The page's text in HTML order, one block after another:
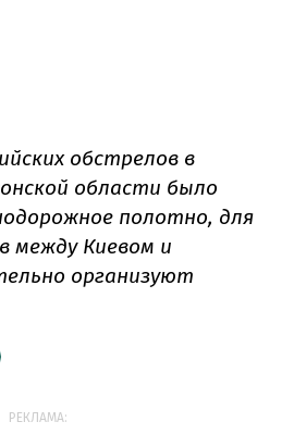
обстрелов в
области было
полотно, для
между Киевом и
организуют
РЕКЛАМА: